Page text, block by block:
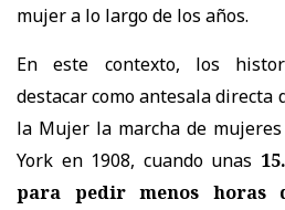
mujer a lo largo de los años.
En este contexto, los
destacar como antesala
la Mujer la marcha de
York en 1908, cuando unas
para pedir menos horas